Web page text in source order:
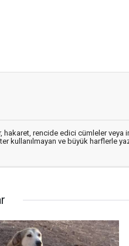
hakaret, rencide edici cümleler veya
kullanılmayan ve büyük harflerle